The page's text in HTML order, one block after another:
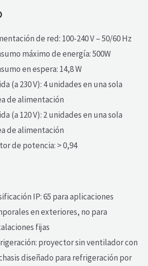
de red: 100-240 V – 50/60 Hz
máximo de energía: 500W
en espera: 14,8 W
(a 230 V): 4 unidades en una sola
de alimentación
(a 120 V): 2 unidades en una sola
de alimentación
de potencia: > 0,94
IP: 65 para aplicaciones
en exteriores, no para
fijas
proyector sin ventilador con
diseñado para refrigeración por